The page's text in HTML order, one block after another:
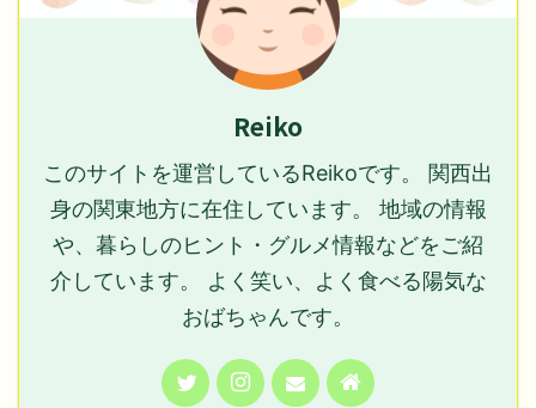
Reiko
このサイトを運営しているReikoです。 関西出
身の関東地方に在住しています。 地域の情報
や、暮らしのヒント・グルメ情報などをご紹
介しています。 よく笑い、よく食べる陽気な
おばちゃんです。